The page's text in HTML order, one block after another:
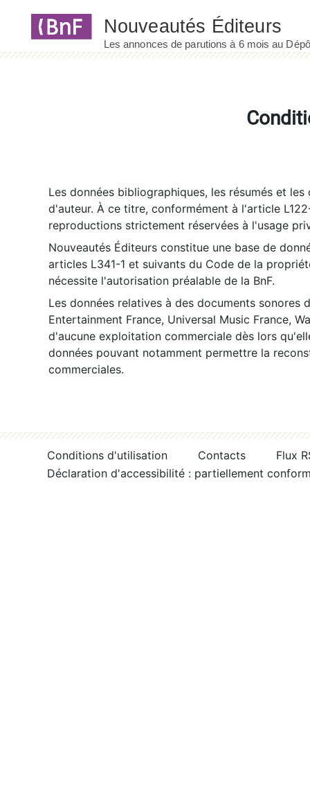
Les données bibliographiques, les résumés et
d'auteur. À ce titre, conformément à l'article
reproductions strictement réservées à l'usage
Nouveautés Éditeurs constitue une base de
articles L341-1 et suivants du Code de la
nécessite l'autorisation préalable de la BnF.
Les données relatives à des documents sonores
Entertainment France, Universal Music France,
d'aucune exploitation commerciale dès lors
données pouvant notamment permettre la
commerciales.
Conditions d'utilisation Contacts
Flux
Déclaration d'accessibilité : partiellement